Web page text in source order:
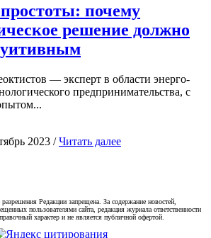
почему
решение должно
— эксперт в области энерго-
предпринимательства, с
2023 /Читать далее
разрешения Редакции запрещена. За содержание новостей,
пользователями сайта, редакция журнала ответственности
характер и не является публичной офертой.